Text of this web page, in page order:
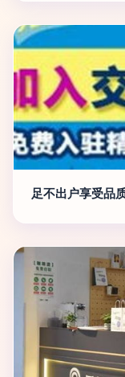
足不出户享受品